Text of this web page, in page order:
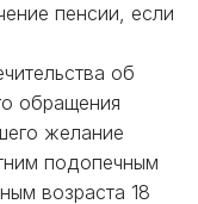
пенсии, если
об
обращения
желание
подопечным
возраста 18